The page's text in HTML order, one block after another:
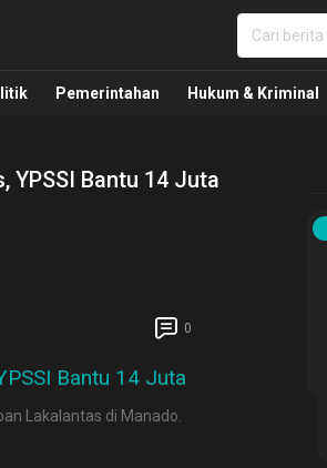
Hukum Kriminal dan Nasional
Pemerintahan Hukum & Kriminal
YPSSI Bantu 14 Juta
0
Lakalantas di Manado.